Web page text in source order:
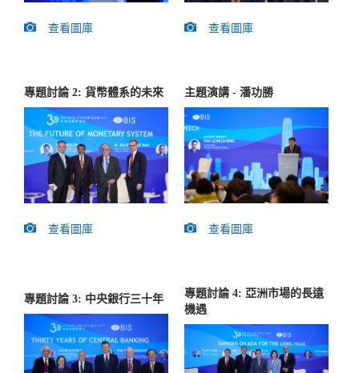
查看圖庫 查看圖庫
專題討論 2: 貨幣體系的未來
查看圖庫
主題演講 - 潘功勝
查看圖庫
專題討論 3: 中央銀行三十年
專題討論 4: 亞洲市場的長遠
機遇